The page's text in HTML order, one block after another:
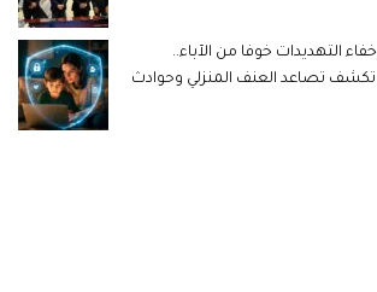
التهديدات خوفا من الآباء..
تصاعد العنف المنزلي وحوادث